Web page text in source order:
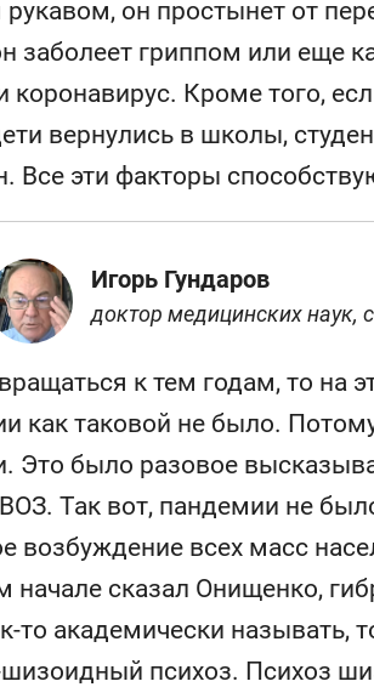
рукавом, он простынет от
заболеет гриппом или еще
коронавирус. Кроме того,
вернулись в школы,
Все эти факторы
Игорь Гундаров
доктор медицинских наук,
к тем годам, то на
как таковой не было.
Это было разовое
Так вот, пандемии не
возбуждение всех масс
начале сказал Онищенко,
то академически называть,
психоз. Психоз